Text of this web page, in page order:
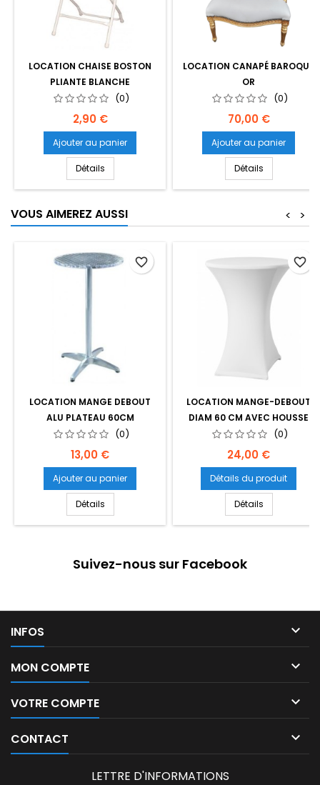
LOCATION CHAISE BOSTON
PLIANTE BLANCHE
(0)
Prix
2,90 €
Ajouter au panier
Détails
LOCATION CANAPÉ BAROQUE
OR
(0)
Prix
70,00 €
Ajouter au panier
Détails
VOUS AIMEREZ AUSSI >
<
LOCATION MANGE DEBOUT
ALU PLATEAU 60CM
(0)
Prix
13,00 €
Ajouter au panier
Détails
favorite_border
LOCATION MANGE-DEBOUT
DIAM 60 CM AVEC HOUSSE
(0)
Prix
24,00 €
Détails du produit
Détails
favorite_border
Suivez-nous sur Facebook
INFOS 
MON COMPTE 
VOTRE COMPTE 
CONTACT 
LETTRE D'INFORMATIONS